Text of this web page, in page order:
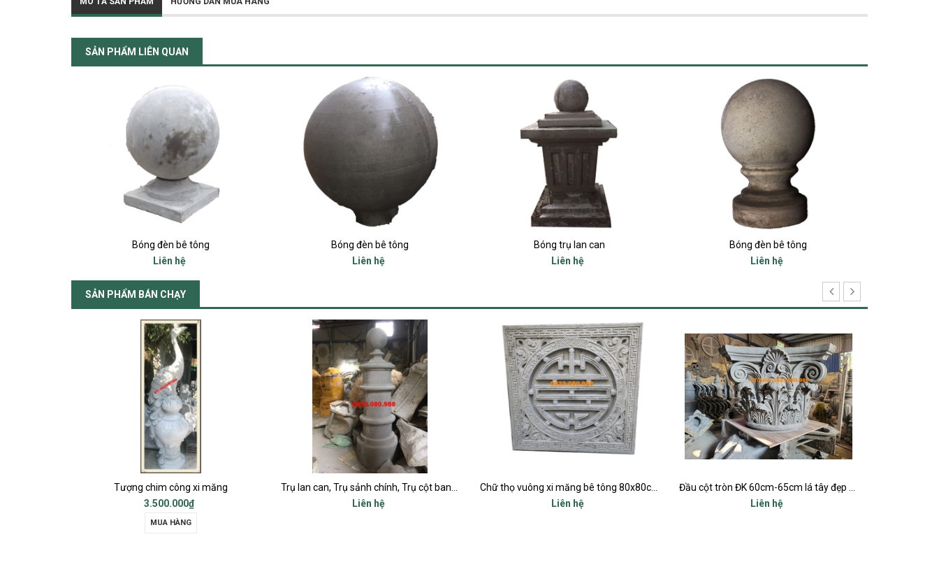
SẢN PHẨM LIÊN QUAN
Bóng đèn bê tông
Liên hệ
Bóng đèn bê tông
Liên hệ
Bóng trụ lan can
Liên hệ
Bóng đèn bê tông
Liên hệ
SẢN PHẨM BÁN CHẠY
Trụ lan can, Trụ sảnh chính, Trụ cột ban công, Trụ bậc tam cấp
Liên hệ
Chữ thọ vuông xi măng bê tông 80x80cm
Liên hệ
Đầu cột tròn ĐK 60cm-65cm lá tây đẹp nhất
Liên hệ
Đầu cột tròn ĐK 55cm lá tây đẹp nhất
Liên hệ